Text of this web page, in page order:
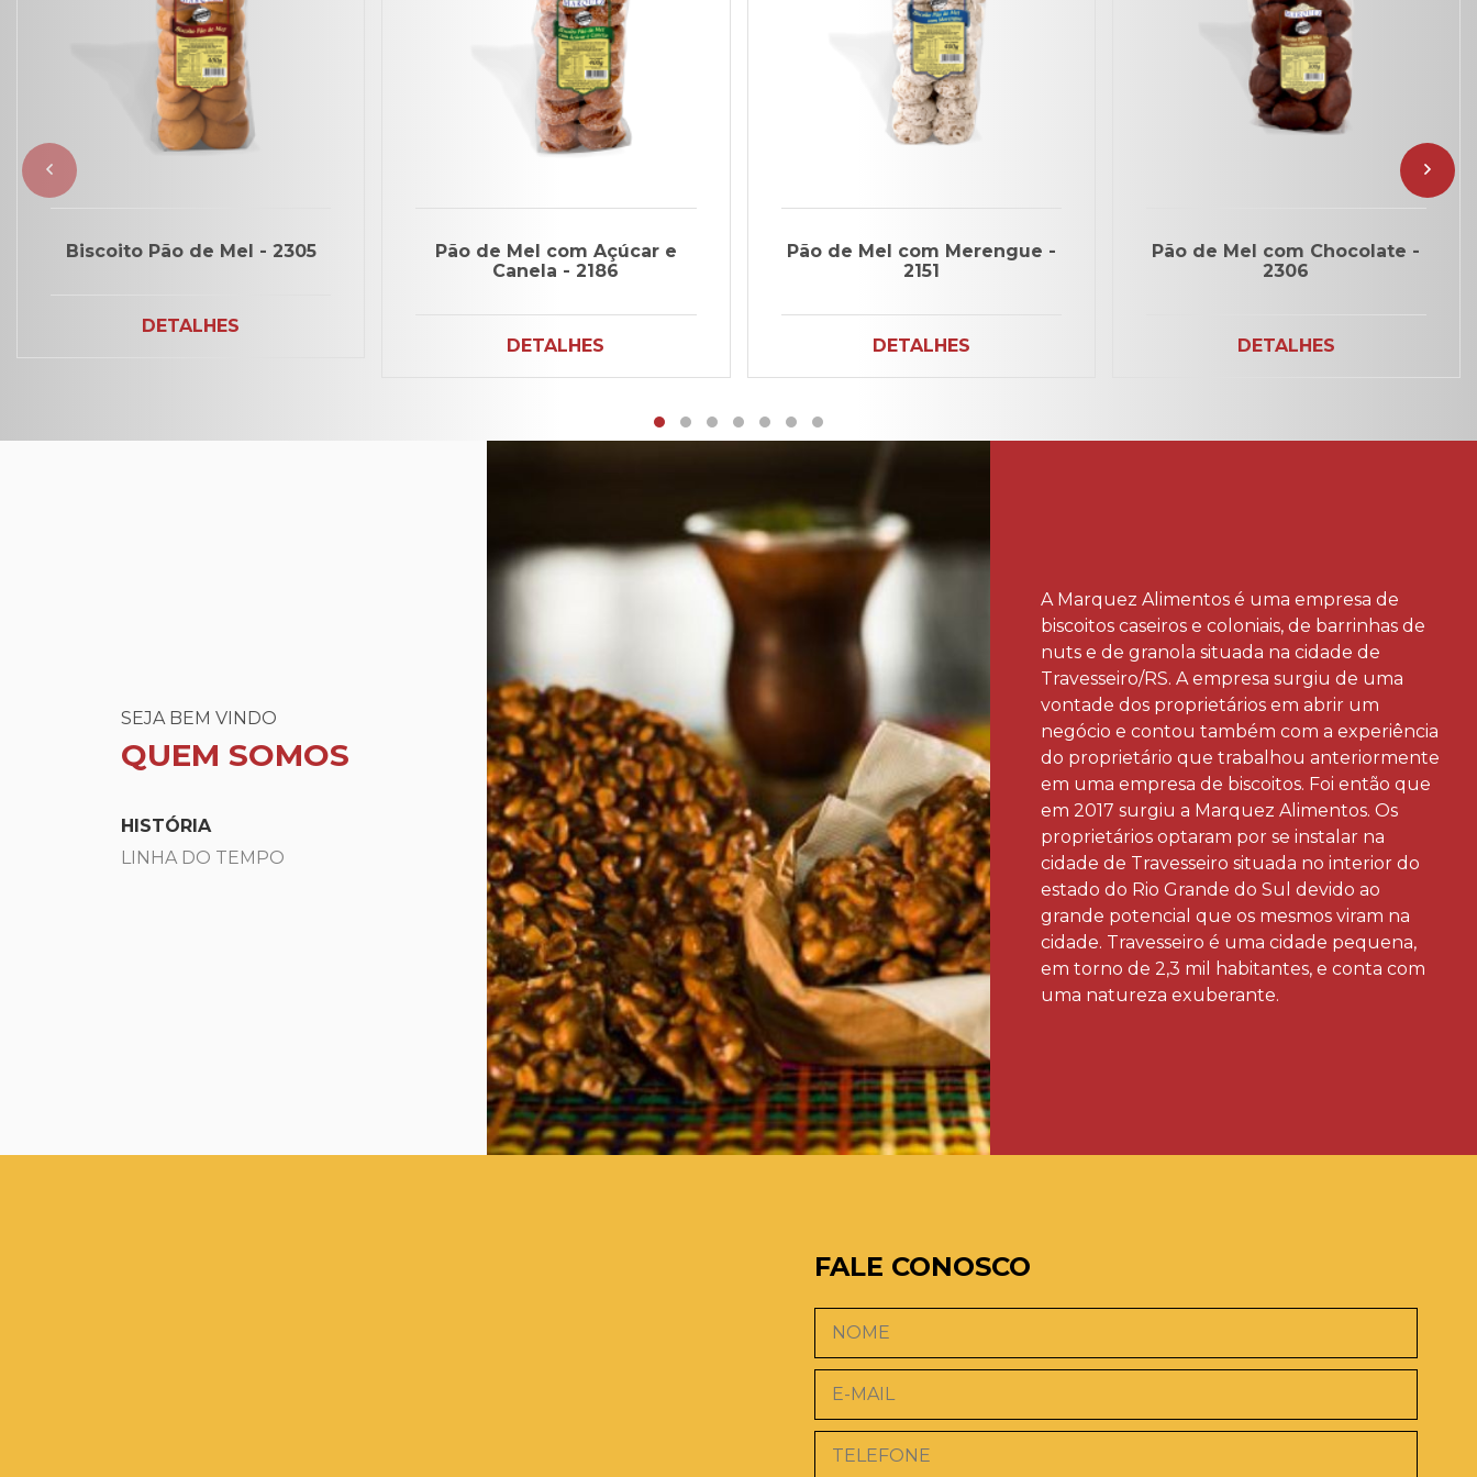
Biscoito Pão de Mel - 2305
DETALHES
Pão de Mel com Açúcar e
Canela - 2186
DETALHES
Pão de Mel com Merengue -
2151
DETALHES
Pão de Mel com Chocolate -
2306
DETALHES
SEJA BEM VINDO
QUEM SOMOS
HISTÓRIA
LINHA DO TEMPO
A Marquez Alimentos é uma empresa de
biscoitos caseiros e coloniais, de barrinhas de
nuts e de granola situada na cidade de
Travesseiro/RS. A empresa surgiu de uma
vontade dos proprietários em abrir um
negócio e contou também com a experiência
do proprietário que trabalhou anteriormente
em uma empresa de biscoitos. Foi então que
em 2017 surgiu a Marquez Alimentos. Os
proprietários optaram por se instalar na
cidade de Travesseiro situada no interior do
estado do Rio Grande do Sul devido ao
grande potencial que os mesmos viram na
cidade. Travesseiro é uma cidade pequena,
em torno de 2,3 mil habitantes, e conta com
uma natureza exuberante.
FALE CONOSCO